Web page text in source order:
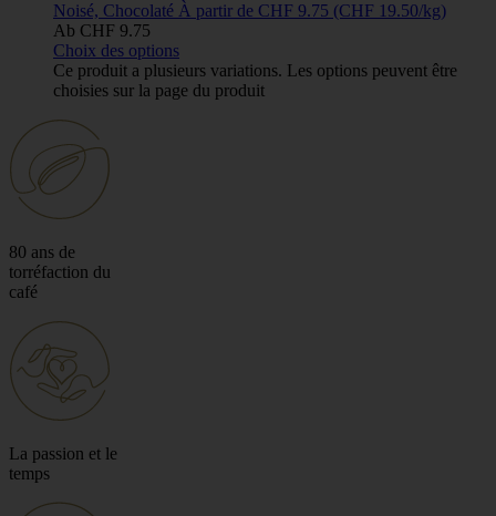
Noisé, Chocolaté À partir de CHF 9.75 (CHF 19.50/kg)
Ab CHF 9.75
Choix des options
Ce produit a plusieurs variations. Les options peuvent être
choisies sur la page du produit
80 ans de
torréfaction du
café
La passion et le
temps